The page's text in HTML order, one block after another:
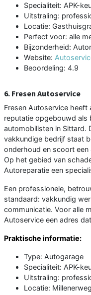
Specialiteit: APK-
Uitstraling:
Locatie:
Perfect voor: alle
Bijzonderheid:
Website:
Beoordeling: 4.9
6. Fresen Autoservice
Fresen Autoservice heeft
reputatie opgebouwd als
automobilisten in Sittard.
vakkundige bedrijf staat
onderhoud en scoort
Op het gebied van
Autoreparatie een
Een professionele,
standaard: vakkundig
communicatie. Voor alle
Autoservice een adres
Praktische informatie:
Type: Autogarage
Specialiteit: APK-
Uitstraling:
Locatie: